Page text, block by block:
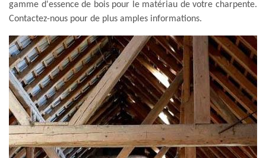
gamme d'essence de bois pour le matériau de votre charpente.
Contactez-nous pour de plus amples informations.